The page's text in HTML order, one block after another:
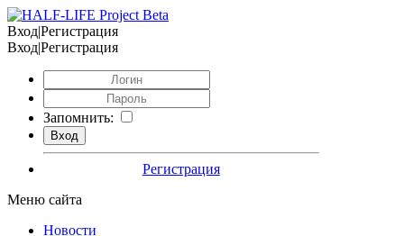
Вход|Регистрация
Вход|Регистрация
Запомнить:
Регистрация
Меню сайта
Новости